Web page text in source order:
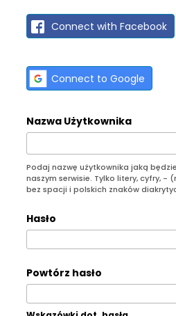
Connect with Facebook
Connect to Google
Nazwa Użytkownika
Podaj nazwę użytkownika jaką
naszym serwisie. Tylko litery, cyfry, -
bez spacji i polskich znaków
Hasło
Powtórz hasło